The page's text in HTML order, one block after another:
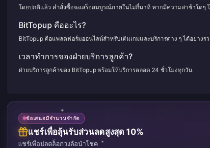
โดยปกติแล้ว คำสั่งซื้อจะเสร็จสมบูรณ์ภายในไม่กี่นาที หากมีความล่าช้าใดๆ
BitTopup คืออะไร?
BitTopup คือแพลตฟอร์มออนไลน์สำหรับเติมเกมและบริการต่าง ๆ ได้อย่างร
เวลาทำการของฝ่ายบริการลูกค้า?
ฝ่ายบริการลูกค้าของ BitTopup พร้อมให้บริการตลอด 24 ชั่วโมงทุกวัน
ข้อเสนอมีจำนวนจำกัด
แชร์เพื่อลุ้นรับส่วนลดสูงสุด 10%
แชร์เพื่อปลดล็อกวงล้อนำโชค